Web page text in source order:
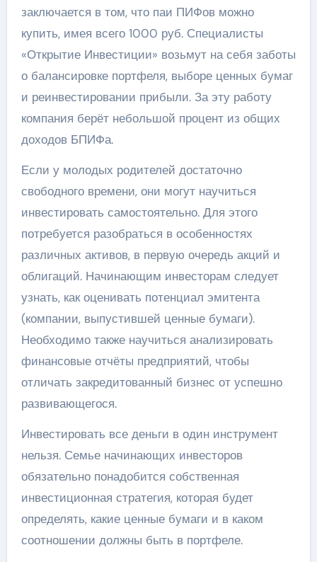
заключается в том, что паи ПИФов можно
купить, имея всего 1000 руб. Специалисты
«Открытие Инвестиции» возьмут на себя заботы
о балансировке портфеля, выборе ценных бумаг
и реинвестировании прибыли. За эту работу
компания берёт небольшой процент из общих
доходов БПИФа.
Если у молодых родителей достаточно
свободного времени, они могут научиться
инвестировать самостоятельно. Для этого
потребуется разобраться в особенностях
различных активов, в первую очередь акций и
облигаций. Начинающим инвесторам следует
узнать, как оценивать потенциал эмитента
(компании, выпустившей ценные бумаги).
Необходимо также научиться анализировать
финансовые отчёты предприятий, чтобы
отличать закредитованный бизнес от успешно
развивающегося.
Инвестировать все деньги в один инструмент
нельзя. Семье начинающих инвесторов
обязательно понадобится собственная
инвестиционная стратегия, которая будет
определять, какие ценные бумаги и в каком
соотношении должны быть в портфеле.